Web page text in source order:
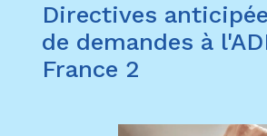
principalDirectives
de demandes à
France 2